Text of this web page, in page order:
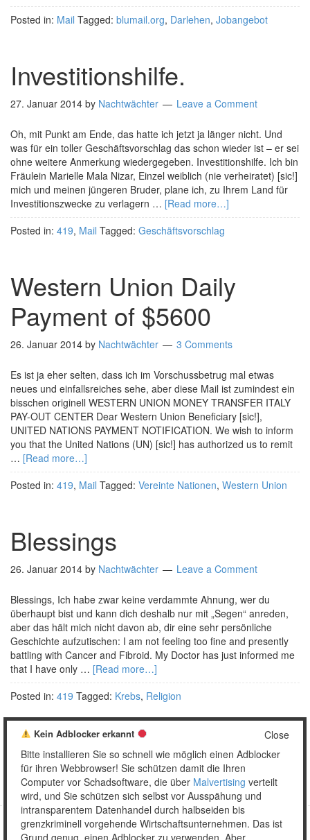
Posted in: Mail Tagged: blumail.org, Darlehen, Jobangebot
Investitionshilfe.
27. Januar 2014 by Nachtwächter Leave a Comment
Oh, mit Punkt am Ende, das hatte ich jetzt ja länger nicht. Und
was für ein toller Geschäftsvorschlag das schon wieder ist – er sei
ohne weitere Anmerkung wiedergegeben. Investitionshilfe. Ich bin
Fräulein Marielle Mala Nizar, Einzel weiblich (nie verheiratet) [sic!]
mich und meinen jüngeren Bruder, plane ich, zu Ihrem Land für
Investitionszwecke zu verlagern … [Read more…]
Posted in: 419, Mail Tagged: Geschäftsvorschlag
Western Union Daily
Payment of $5600
26. Januar 2014 by Nachtwächter 3 Comments
Es ist ja eher selten, dass ich im Vorschussbetrug mal etwas
neues und einfallsreiches sehe, aber diese Mail ist zumindest ein
bisschen originell WESTERN UNION MONEY TRANSFER ITALY
PAY-OUT CENTER Dear Western Union Beneficiary [sic!],
UNITED NATIONS PAYMENT NOTIFICATION. We wish to inform
you that the United Nations (UN) [sic!] has authorized us to remit
… [Read more…]
Posted in: 419, Mail Tagged: Vereinte Nationen, Western Union
Blessings
26. Januar 2014 by Nachtwächter Leave a Comment
Blessings, Ich habe zwar keine verdammte Ahnung, wer du
überhaupt bist und kann dich deshalb nur mit „Segen“ anreden,
aber das hält mich nicht davon ab, dir eine sehr persönliche
Geschichte aufzutischen: I am not feeling too fine and presently
battling with Cancer and Fibroid. My Doctor has just informed me
that I have only … [Read more…]
Posted in: 419 Tagged: Krebs, Religion
1 2 … 4 Weiter »
Close
Kein Adblocker erkannt
Bitte installieren Sie so schnell wie möglich einen Adblocker
für ihren Webbrowser! Sie schützen damit die Ihren
Computer vor Schadsoftware, die über Malvertising verteilt
wird, und Sie schützen sich selbst vor Ausspähung und
intransparentem Datenhandel durch halbseiden bis
grenzkriminell vorgehende Wirtschaftsunternehmen. Das ist
Grund genug, einen Adblocker zu verwenden. Aber